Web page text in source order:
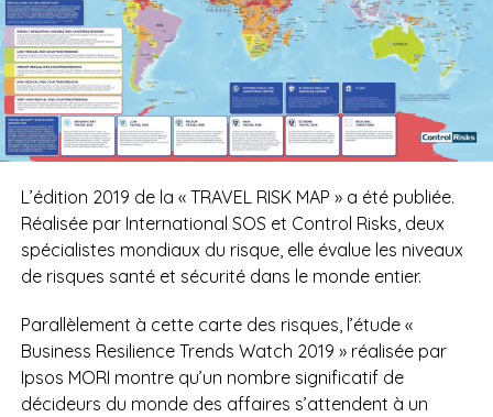
L’édition 2019 de la « TRAVEL RISK MAP » a été publiée.
Réalisée par International SOS et Control Risks, deux
spécialistes mondiaux du risque, elle évalue les niveaux
de risques santé et sécurité dans le monde entier.
Parallèlement à cette carte des risques, l’étude «
Business Resilience Trends Watch 2019 » réalisée par
Ipsos MORI montre qu’un nombre significatif de
décideurs du monde des affaires s’attendent à un